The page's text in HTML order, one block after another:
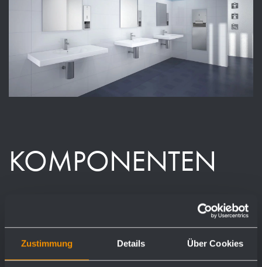
Zustimmung Details Über Cookies
KOMPONENTEN